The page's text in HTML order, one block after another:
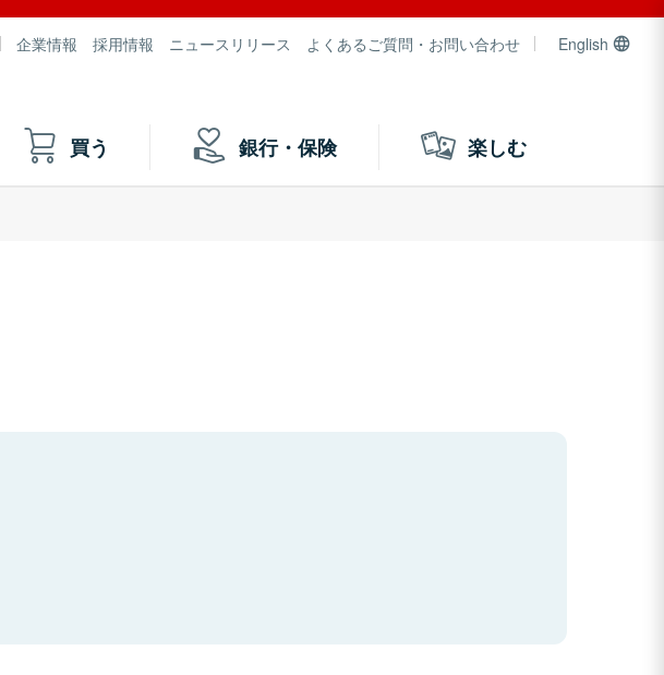
企業情報 採用情報 ニュースリリース よくあるご質問・お問い合わせ English
買う 銀行・保険 楽しむ